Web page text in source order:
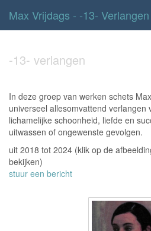
Max Vrijdags - -13- Verlangen
-13- verlangen
In deze groep van werken schets
universeel allesomvattend verlangen
lichamelijke schoonheid, liefde en
uitwassen of ongewenste gevolgen.
uit 2018 tot 2024 (klik op de
bekijken)
stuur een bericht